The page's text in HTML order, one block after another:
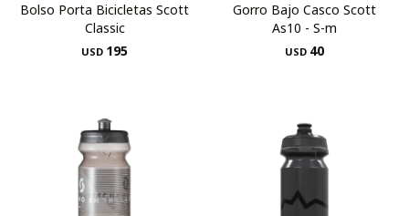
Bolso Porta Bicicletas Scott
Classic
USD 195
Gorro Bajo Casco Scott
As10 - S-m
USD 40